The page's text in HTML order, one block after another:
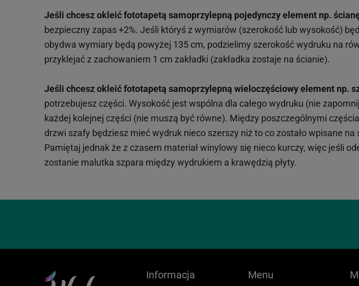
Jeśli chcesz okleić fototapetą samoprzylepną pojedynczy element np.
bezpieczny zapas +2%. Jeśli któryś z wymiarów (szerokość lub wysokość)
obydwa wymiary będą powyżej 135 cm, podzielimy szerokość wydruku na
przyklejać z zachowaniem 1 cm zakładki (zakładka zostaje na ścianie).
Jeśli chcesz okleić fototapetą samoprzylepną wieloczęściowy element np.
potrzebujesz części. Wysokość jest wspólna dla całego wydruku (nie
każdej kolejnej części (nie muszą być równe). Między poszczególnymi
drzwi szafy będziesz mieć wydruk nieco szerszy niż to co zostało wpisane
Pamiętaj jednak że z czasem materiał winylowy się nieco kurczy, więc jeśli
zostanie malutka szpara między wydrukiem a krawędzią płyty.
Informacja Menu